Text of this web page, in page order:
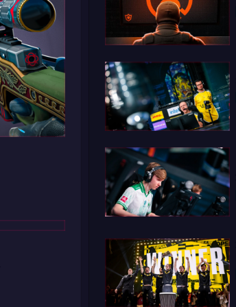
免费5%优惠码等你
领
我们将为所有新用户提供免费
的欢迎促销代码
领取优惠
最新资讯